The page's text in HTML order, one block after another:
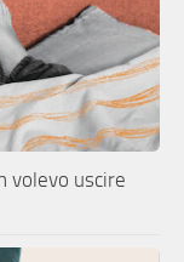
volevo uscire